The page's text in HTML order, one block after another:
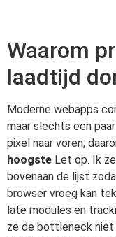
Waarom
laadtijd
Moderne webapps
maar slechts een
pixel naar voren;
hoogste Let op. Ik
bovenaan de lijst
browser vroeg kan
late modules en
ze de bottleneck